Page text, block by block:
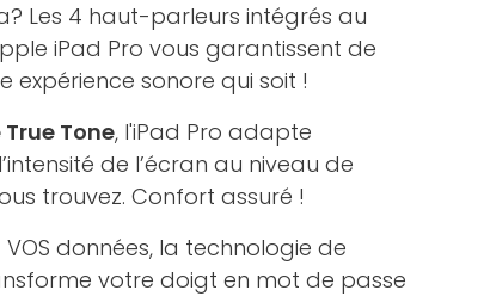
Les 4 haut-parleurs intégrés au
iPad Pro vous garantissent de
expérience sonore qui soit !
Tone, l'iPad Pro adapte
de l’écran au niveau de
trouvez. Confort assuré !
données, la technologie de
votre doigt en mot de passe